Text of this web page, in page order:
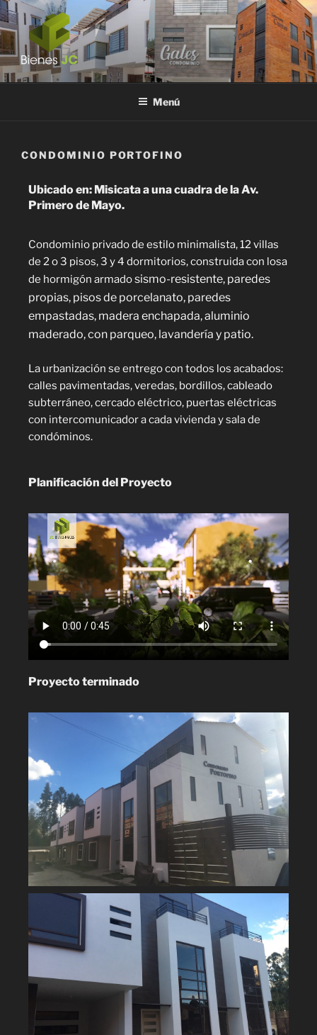
BIENES JC
El bienestar de su familia es importante
Menú
CONDOMINIO PORTOFINO
Ubicado en: Misicata a una cuadra de la Av.
Primero de Mayo.
Condominio privado de estilo minimalista, 12 villas
de 2 o 3 pisos, 3 y 4 dormitorios, construida con losa
de hormigón armadosismo-resistente, paredes
propias, pisos de porcelanato, paredes
empastadas, madera enchapada, aluminio
maderado, con parqueo, lavandería y patio.
La urbanización se entrego con todos los acabados:
calles pavimentadas, veredas, bordillos, cableado
subterráneo, cercado eléctrico, puertas eléctricas
con intercomunicador a cada vivienda y sala de
condóminos.
Planificación del Proyecto
Proyecto terminado